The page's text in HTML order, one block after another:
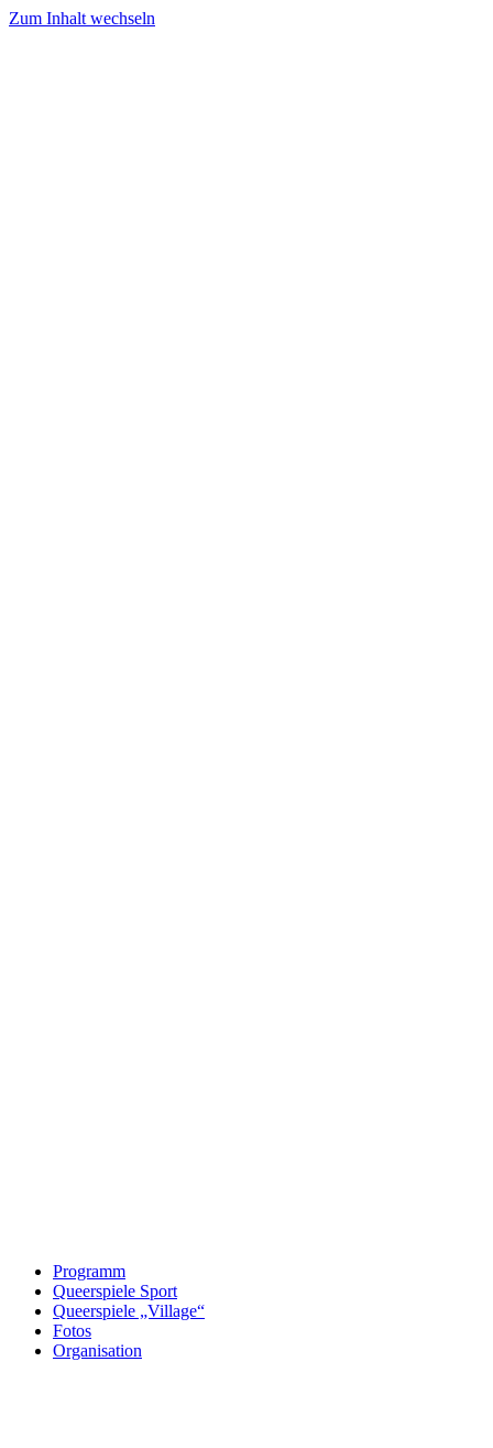
Zum Inhalt wechseln
Programm
Queerspiele Sport
Queerspiele „Village“
Fotos
Organisation